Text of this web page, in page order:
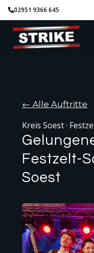
02951 9366 645
← Alle Auftritte
Kreis Soest ·
Festzelt-
Soest